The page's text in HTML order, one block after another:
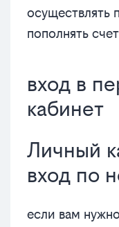
осуществлять
пополнять
вход в
кабинет
Личный
вход по
если вам